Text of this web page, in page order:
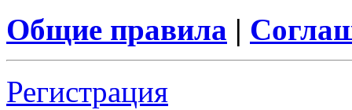
Общие правила |
Регистрация